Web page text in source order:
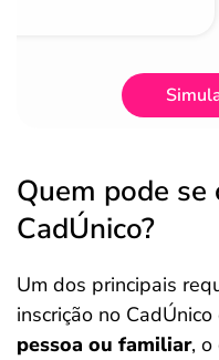
Quem pode se
CadÚnico?
Um dos principais
inscrição no CadÚnico
pessoa ou familiar, o